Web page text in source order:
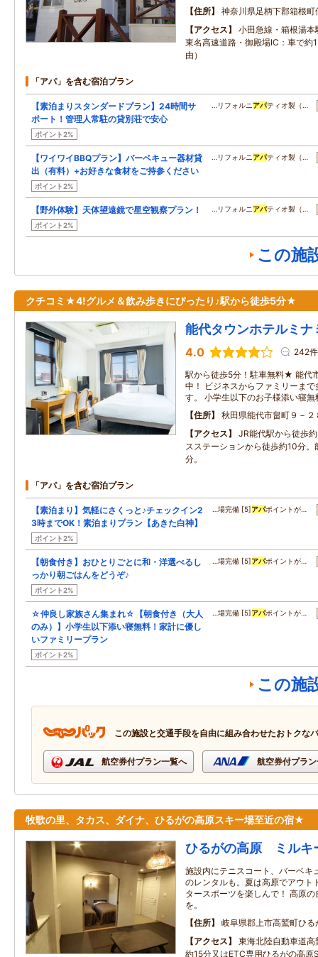
住所
神奈川県足柄下郡箱根
アクセス
小田急線・箱根湯
東名高速道路・御殿場IC：車で約
由）
「アパ」を含む宿泊プラン
【素泊まりスタンダードプラン】24時間サ
ポート！管理人常駐の貸別荘で安心
ポイント2%
…リフォルニ アパティオ製（…
【ワイワイBBQプラン】バーベキュー器材貸
出（有料）+お好きな食材をご持参ください
ポイント2%
…リフォルニ アパティオ製（…
【野外体験】天体望遠鏡で星空観察プラン！
ポイント2%
…リフォルニ アパティオ製（…
この施
クチコミ★4!グルメ＆飲み歩きにぴったり♪駅から徒歩5分★
能代タウンホテルミナ
4.0 242件
駅から徒歩5分！駐車無料★ 能代
中！ ビジネスからファミリーま
す。 小学生以下のお子様添い寝
住所
秋田県能代市畠町９－２
アクセス
JR能代駅から徒歩
スステーションから徒歩約10分。
分。
「アパ」を含む宿泊プラン
【素泊まり】気軽にさくっと♪チェックイン2
3時までOK！素泊まりプラン【あきた白神】
ポイント2%
…場完備 [5] アパポイントが…
【朝食付き】おひとりごとに和・洋選べるし
っかり朝ごはんをどうぞ♪
ポイント2%
…場完備 [5] アパポイントが…
☆仲良し家族さん集まれ☆【朝食付き（大人
のみ）】小学生以下添い寝無料！家計に優し
いファミリープラン
ポイント2%
…場完備 [5] アパポイントが…
この施
この施設と交通手段を自由に組み合わせたおトクな
航空券付プラン一覧へ 航空券付プラ
牧歌の里、タカス、ダイナ、ひるがの高原スキー場至近の宿★
ひるがの高原 ミルキ
施設内にテニスコート、バーベキ
のレンタルも。夏は高原でアウト
タースポーツを楽しんで！ 高原
を。
住所
岐阜県郡上市高鷲町ひる
アクセス
東海北陸自動車道
約15分又はETC専用ひるがの高原